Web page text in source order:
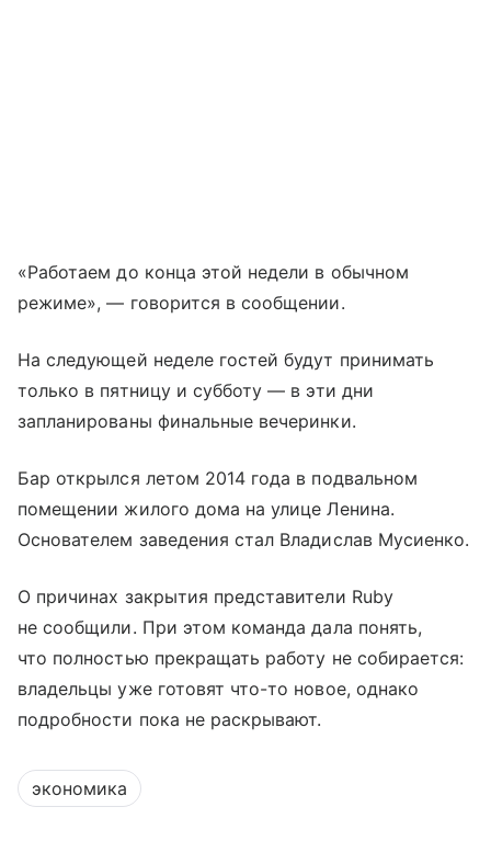
«Работаем до конца этой недели в обычном
режиме», — говорится в сообщении.
На следующей неделе гостей будут принимать
только в пятницу и субботу — в эти дни
запланированы финальные вечеринки.
Бар открылся летом 2014 года в подвальном
помещении жилого дома на улице Ленина.
Основателем заведения стал Владислав Мусиенко.
О причинах закрытия представители Ruby
не сообщили. При этом команда дала понять,
что полностью прекращать работу не собирается:
владельцы уже готовят что-то новое, однако
подробности пока не раскрывают.
экономика